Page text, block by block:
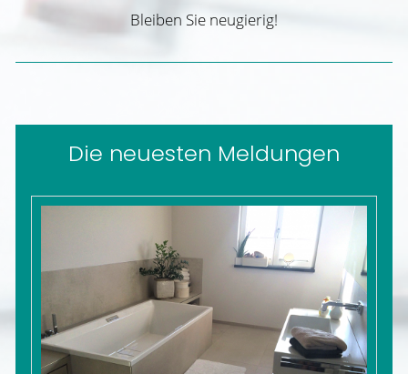
Bleiben Sie neugierig!
Die neuesten Meldungen